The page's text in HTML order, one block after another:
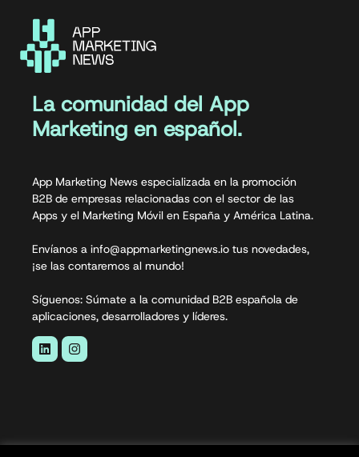
La comunidad del App
Marketing en español.
App Marketing News especializada en la promoción
B2B de empresas relacionadas con el sector de las
Apps y el Marketing Móvil en España y América Latina.
Envíanos a info@appmarketingnews.io tus novedades,
¡se las contaremos al mundo!
Síguenos: Súmate a la comunidad B2B española de
aplicaciones, desarrolladores y líderes.